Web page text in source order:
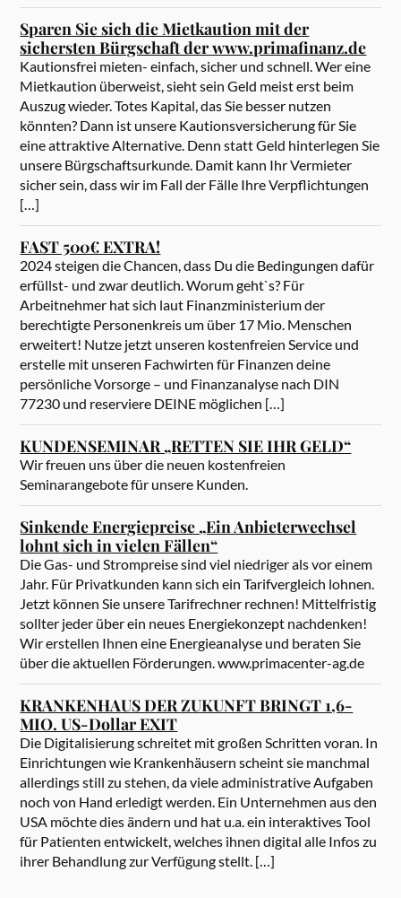
Sparen Sie sich die Mietkaution mit der
sichersten Bürgschaft der www.primafinanz.de
Kautionsfrei mieten- einfach, sicher und schnell. Wer eine
Mietkaution überweist, sieht sein Geld meist erst beim
Auszug wieder. Totes Kapital, das Sie besser nutzen
könnten? Dann ist unsere Kautionsversicherung für Sie
eine attraktive Alternative. Denn statt Geld hinterlegen Sie
unsere Bürgschaftsurkunde. Damit kann Ihr Vermieter
sicher sein, dass wir im Fall der Fälle Ihre Verpflichtungen
[…]
FAST 500€ EXTRA!
2024 steigen die Chancen, dass Du die Bedingungen dafür
erfüllst- und zwar deutlich. Worum geht`s? Für
Arbeitnehmer hat sich laut Finanzministerium der
berechtigte Personenkreis um über 17 Mio. Menschen
erweitert! Nutze jetzt unseren kostenfreien Service und
erstelle mit unseren Fachwirten für Finanzen deine
persönliche Vorsorge – und Finanzanalyse nach DIN
77230 und reserviere DEINE möglichen […]
KUNDENSEMINAR „RETTEN SIE IHR GELD“
Wir freuen uns über die neuen kostenfreien
Seminarangebote für unsere Kunden.
Sinkende Energiepreise „Ein Anbieterwechsel
lohnt sich in vielen Fällen“
Die Gas- und Strompreise sind viel niedriger als vor einem
Jahr. Für Privatkunden kann sich ein Tarifvergleich lohnen.
Jetzt können Sie unsere Tarifrechner rechnen! Mittelfristig
sollter jeder über ein neues Energiekonzept nachdenken!
Wir erstellen Ihnen eine Energieanalyse und beraten Sie
über die aktuellen Förderungen. www.primacenter-ag.de
KRANKENHAUS DER ZUKUNFT BRINGT 1,6-
MIO. US-Dollar EXIT
Die Digitalisierung schreitet mit großen Schritten voran. In
Einrichtungen wie Krankenhäusern scheint sie manchmal
allerdings still zu stehen, da viele administrative Aufgaben
noch von Hand erledigt werden. Ein Unternehmen aus den
USA möchte dies ändern und hat u.a. ein interaktives Tool
für Patienten entwickelt, welches ihnen digital alle Infos zu
ihrer Behandlung zur Verfügung stellt. […]